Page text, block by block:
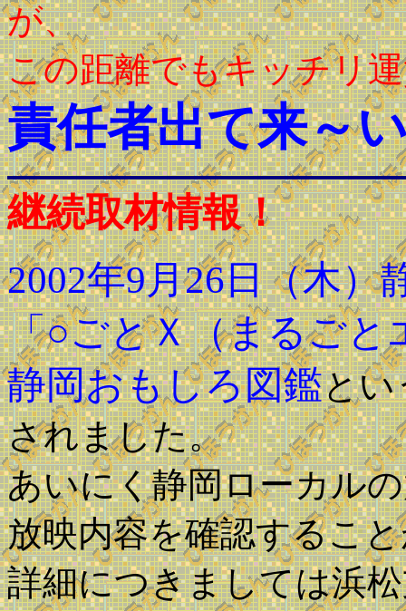
が、
この距離でもキッチリ
責任者出て来～
継続取材情報！
2002年9月26日（木
「○ごとＸ（まるごと
静岡おもしろ図鑑とい
されました。
あいにく静岡ローカル
放映内容を確認するこ
詳細につきましては浜